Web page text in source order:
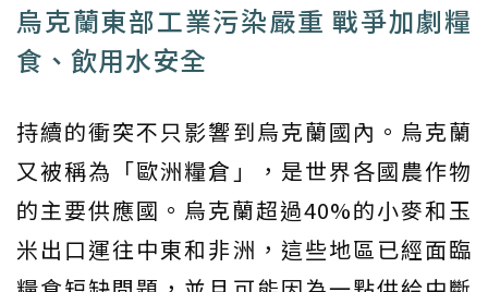
烏克蘭東部工業污染嚴重 戰爭加劇糧
食、飲用水安全
持續的衝突不只影響到烏克蘭國內。烏克蘭
又被稱為「歐洲糧倉」，是世界各國農作物
的主要供應國。烏克蘭超過40%的小麥和玉
米出口運往中東和非洲，這些地區已經面臨